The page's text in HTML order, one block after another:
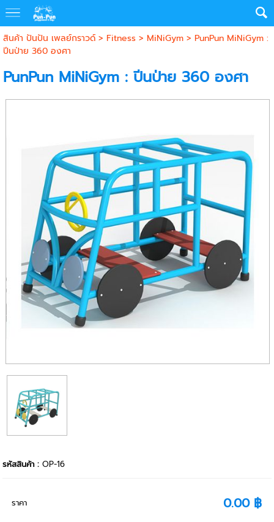
สินค้า ปันปัน เพลย์กราวด์> Fitness> MiNiGym> PunPun MiNiGym :
ปีนป่าย 360 องศา
PunPun MiNiGym : ปีนป่าย 360 องศา
รหัสสินค้า :OP-16
ราคา 0.00 ฿